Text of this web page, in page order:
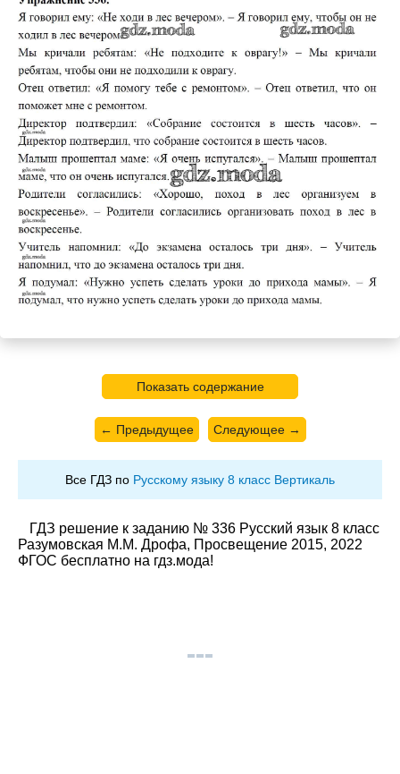
Показать содержание
← Предыдущее Следующее →
Все ГДЗ по Русскому языку 8 класс Вертикаль
ГДЗ решение к заданию № 336 Русский язык 8 класс
Разумовская М.М. Дрофа, Просвещение 2015, 2022
ФГОС бесплатно на гдз.мода!